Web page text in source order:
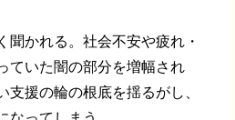
聞かれる。社会不安や疲れ・
ていた闇の部分を増幅され
支援の輪の根底を揺るがし、